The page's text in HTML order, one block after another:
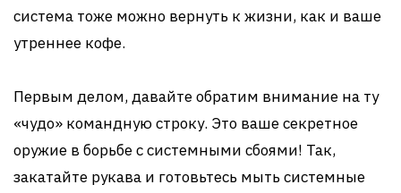
система тоже можно вернуть к жизни, как и ваше
утреннее кофе.
Первым делом, давайте обратим внимание на ту
«чудо» командную строку. Это ваше секретное
оружие в борьбе с системными сбоями! Так,
закатайте рукава и готовьтесь мыть системные